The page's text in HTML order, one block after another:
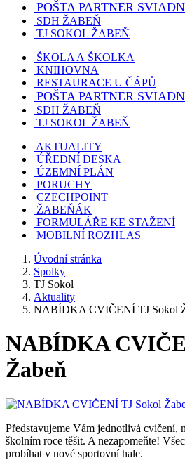
POŠTA PARTNER
SDH ŽABEŇ
TJ SOKOL ŽABEŇ
ŠKOLA A ŠKOLKA
KNIHOVNA
RESTAURACE U ČÁPŮ
POŠTA PARTNER
SDH ŽABEŇ
TJ SOKOL ŽABEŇ
AKTUALITY
ÚŘEDNÍ DESKA
ÚZEMNÍ PLÁN
PORUCHY
CZECHPOINT
ŽABEŇÁK
FORMULÁŘE KE STAŽENÍ
MOBILNÍ ROZHLAS
Úvodní stránka
Spolky
TJ Sokol
Aktuality
NABÍDKA CVIČENÍ TJ Sokol
NABÍDKA
Žabeň
Představujeme Vám jednotlivá cvičení,
školním roce těšit. A nezapomeňte!
probíhat v nové sportovní hale.